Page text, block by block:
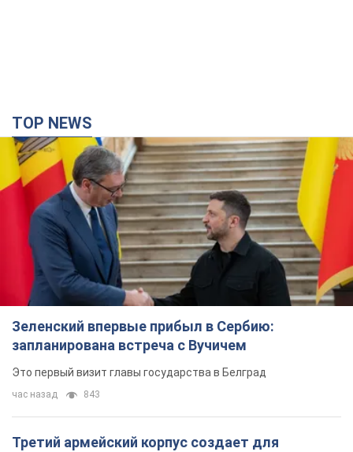
TOP NEWS
Зеленский впервые прибыл в Сербию:
запланирована встреча с Вучичем
Это первый визит главы государства в Белград
час назад 843
Третий армейский корпус создает для